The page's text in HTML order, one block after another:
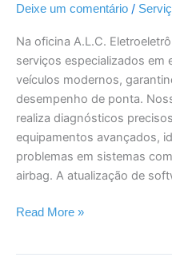
Deixe um comentário /
Na oficina A.L.C.
serviços especializados em
veículos modernos,
desempenho de ponta.
realiza diagnósticos
equipamentos avançados,
problemas em sistemas
airbag. A atualização de
Read More »